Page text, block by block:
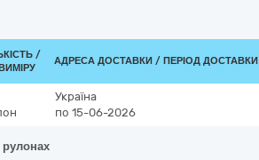
/
АДРЕСА ДОСТАВКИ / ПЕРІОД ДОСТАВКИ
Україна
по 15-06-2026
рулонах